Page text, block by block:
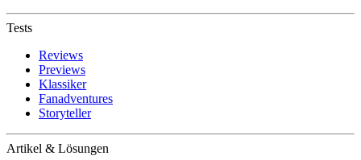
Tests
Reviews
Previews
Klassiker
Fanadventures
Storyteller
Artikel & Lösungen